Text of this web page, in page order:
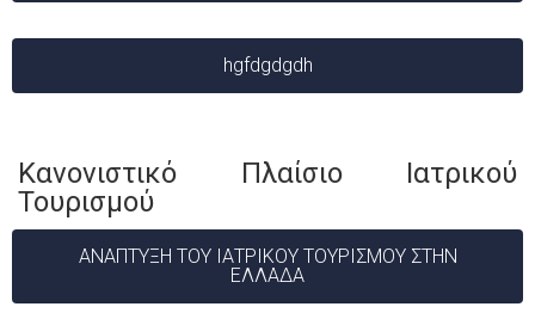
hgfdgdgdh
Κανονιστικό Πλαίσιο Ιατρικού
Τουρισμού
ΑΝΑΠΤΥΞΗ ΤΟΥ ΙΑΤΡΙΚΟΥ ΤΟΥΡΙΣΜΟΥ ΣΤΗΝ
ΕΛΛΑΔΑ